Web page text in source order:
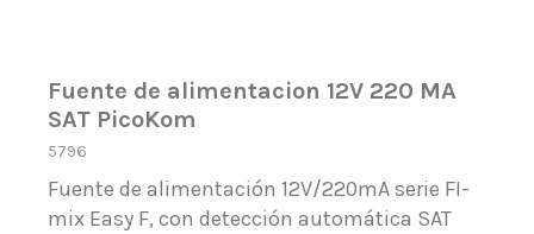
Fuente de alimentacion 12V 220 MA
SAT PicoKom
5796
Fuente de alimentación 12V/220mA serie FI-
mix Easy F, con detección automática SAT